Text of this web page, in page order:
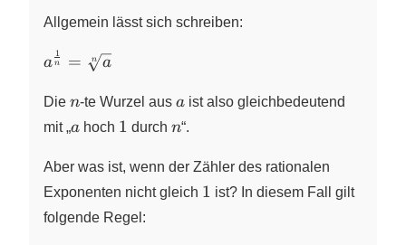
\sqrt[3]{a}
{4}} =
Allgemein lässt sich schreiben:
a^{\frac{1}
\sqrt[n]{a}
a n
1 = n a
Die n
n‑te Wurzel aus a
a ist also gleichbedeutend
mit „a
a hoch 1
1 durch n
n“.
Aber was ist, wenn der Zähler des rationalen
Exponenten nicht gleich 1
1 ist? In diesem Fall gilt
folgende Regel: